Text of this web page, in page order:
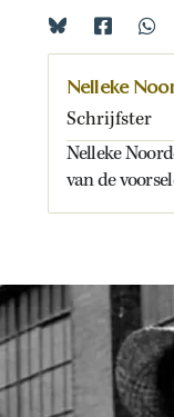
Nelleke
Schrijfster
Nelleke
van de